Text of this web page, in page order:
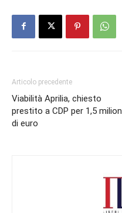
Articolo precedente
Viabilità Aprilia, chiesto
prestito a CDP per 1,5
di euro